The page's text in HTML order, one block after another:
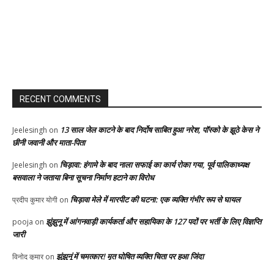
RECENT COMMENTS
Jeelesingh on 13 साल जेल काटने के बाद निर्दोष साबित हुआ नरेश, पॉस्को के झूठे केस ने
छीनी जवानी और माता-पिता
Jeelesingh on चिड़ावा: हंगामे के बाद नाला सफाई का कार्य रोका गया, पूर्व पालिकाध्यक्ष
बसवाला ने जताया बिना सूचना निर्माण हटाने का विरोध
प्रदीप कुमार योगी on चिड़ावा मेले में मारपीट की घटना: एक व्यक्ति गंभीर रूप से घायल
pooja on झुंझुनू में आंगनवाड़ी कार्यकर्ता और सहायिका के 127 पदों पर भर्ती के लिए विज्ञप्ति
जारी
विनोद कुमारon झुंझुनूं में चमत्कार! मृत घोषित व्यक्ति चिता पर हुआ जिंदा